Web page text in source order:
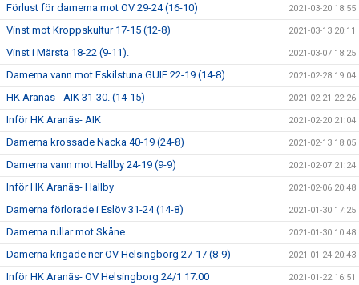
Förlust för damerna mot OV 29-24 (16-10) 2021-03-20 18:55
Vinst mot Kroppskultur 17-15 (12-8) 2021-03-13 20:11
Vinst i Märsta 18-22 (9-11). 2021-03-07 18:25
Damerna vann mot Eskilstuna GUIF 22-19 (14-8) 2021-02-28 19:04
HK Aranäs - AIK 31-30. (14-15) 2021-02-21 22:26
Inför HK Aranäs- AIK 2021-02-20 21:04
Damerna krossade Nacka 40-19 (24-8) 2021-02-13 18:05
Damerna vann mot Hallby 24-19 (9-9) 2021-02-07 21:24
Inför HK Aranäs- Hallby 2021-02-06 20:48
Damerna förlorade i Eslöv 31-24 (14-8) 2021-01-30 17:25
Damerna rullar mot Skåne 2021-01-30 10:48
Damerna krigade ner OV Helsingborg 27-17 (8-9) 2021-01-24 20:43
Inför HK Aranäs- OV Helsingborg 24/1 17.00 2021-01-22 16:51